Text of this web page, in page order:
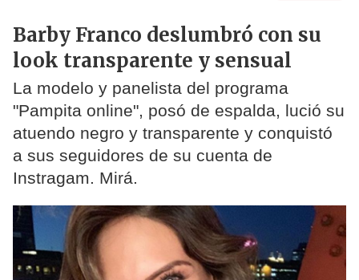
Barby Franco deslumbró con su
look transparente y sensual
La modelo y panelista del programa
"Pampita online", posó de espalda, lució su
atuendo negro y transparente y conquistó
a sus seguidores de su cuenta de
Instragam. Mirá.